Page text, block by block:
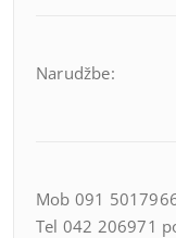
Narudžbe:
Mob 091
Tel 042 206971